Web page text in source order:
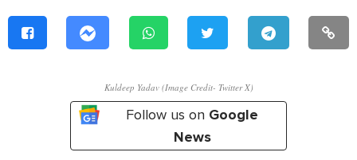
Kuldeep Yadav (Image Credit- Twitter X)
Follow us on Google
News